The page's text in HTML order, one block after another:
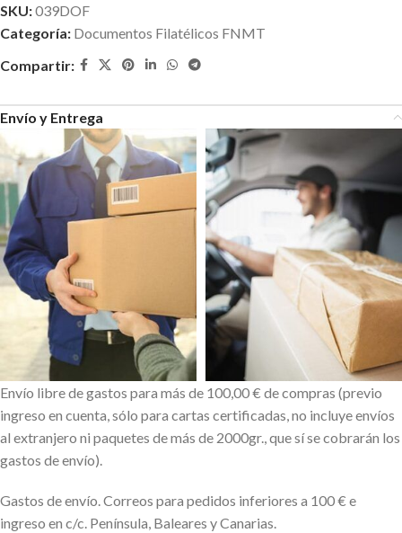
SKU:039DOF
Categoría: Documentos Filatélicos FNMT
Compartir:
Envío y Entrega
Envío libre de gastos para más de 100,00 € de compras (previo
ingreso en cuenta, sólo para cartas certificadas, no incluye envíos
al extranjero ni paquetes de más de 2000gr., que sí se cobrarán los
gastos de envío).
Gastos de envío. Correos para pedidos inferiores a 100 € e
ingreso en c/c. Península, Baleares y Canarias.